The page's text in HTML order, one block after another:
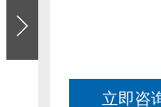
立即咨